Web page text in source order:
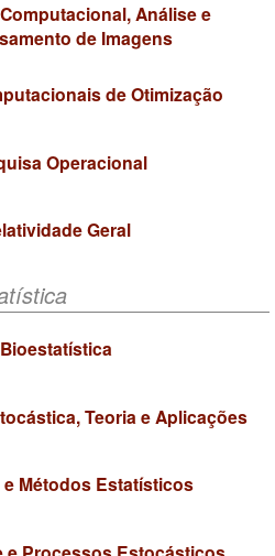
Análise e
de Imagens
de Otimização
Operacional
Geral
Bioestatística
Teoria e Aplicações
Métodos Estatísticos